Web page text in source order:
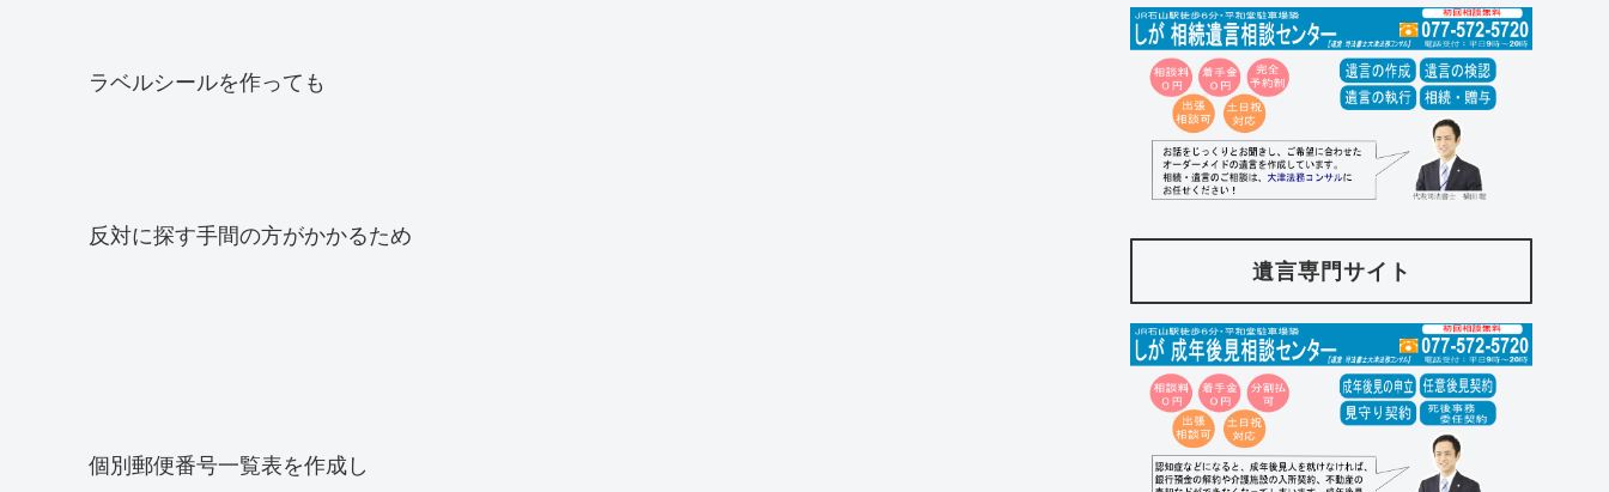
ラベルシールを作っても
反対に探す手間の方がかかるため
個別郵便番号一覧表を作成し
遺言専門サイト